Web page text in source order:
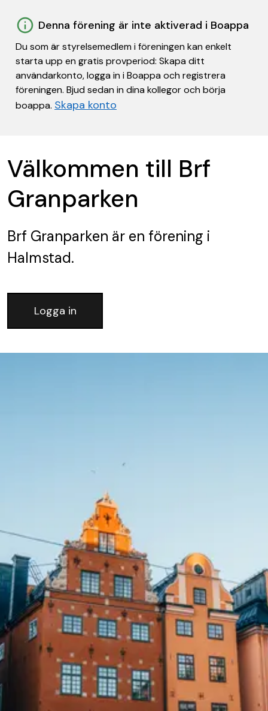
Denna förening är inte aktiverad i Boappa
Du som är styrelsemedlem i föreningen kan enkelt
starta upp en gratis provperiod: Skapa ditt
användarkonto, logga in i Boappa och registrera
föreningen. Bjud sedan in dina kollegor och börja
boappa. Skapa konto
Välkommen till Brf
Granparken
Brf Granparken är en förening i
Halmstad.
Logga in